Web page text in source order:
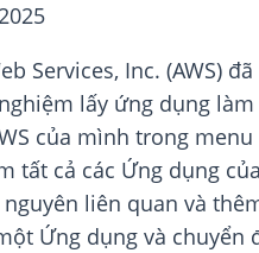
Services, Inc. (AWS)
lấy ứng dụng
của mình trong
tất cả các Ứng dụng
liên quan và
Ứng dụng và